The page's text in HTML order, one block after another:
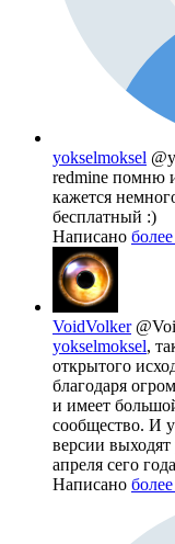
yokselmoksel
redmine помню
кажется
бесплатный :)
Написано
VoidVolker
yokselmoksel,
открытого
благодаря
и имеет
сообщество. И
версии выходят
апреля сего
Написано